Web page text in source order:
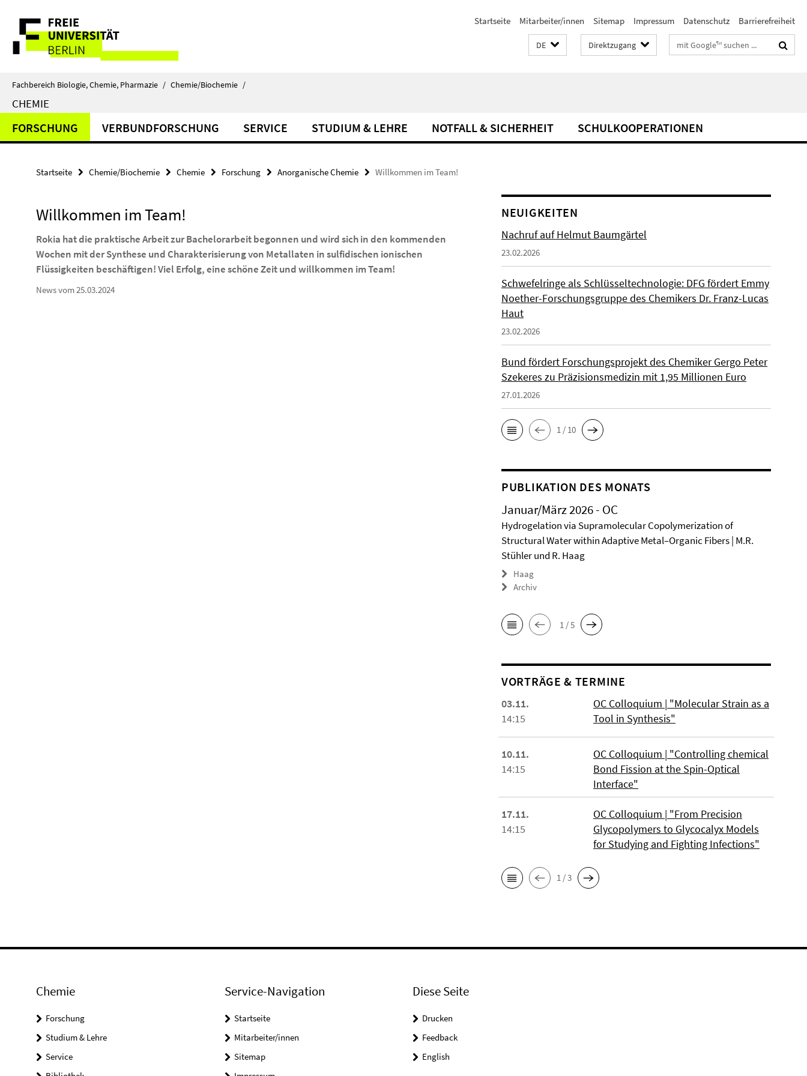
direkt
Inhalt
Service-
Navigation
Startseite Mitarbeiter/innen Sitemap Impressum Datenschutz Barrierefreiheit
DE Direktzugang Suchbegriffe
Fachbereich Biologie, Chemie, Pharmazie / Chemie/Biochemie /
CHEMIE
FORSCHUNG VERBUNDFORSCHUNG SERVICE STUDIUM & LEHRE NOTFALL & SICHERHEIT SCHULKOOPERATIONEN
Startseite Chemie/Biochemie Chemie Forschung Anorganische Chemie Willkommen im Team!
Willkommen im Team!
Rokia hat die praktische Arbeit zur Bachelorarbeit begonnen und wird sich in den kommenden
Wochen mit der Synthese und Charakterisierung von Metallaten in sulfidischen ionischen
Flüssigkeiten beschäftigen! Viel Erfolg, eine schöne Zeit und willkommen im Team!
News vom 25.03.2024
NEUIGKEITEN
Nachruf auf Helmut Baumgärtel
23.02.2026
Schwefelringe als Schlüsseltechnologie: DFG fördert Emmy
Noether-Forschungsgruppe des Chemikers Dr. Franz-Lucas
Haut
23.02.2026
Bund fördert Forschungsprojekt des Chemiker Gergo Peter
Szekeres zu Präzisionsmedizin mit 1,95 Millionen Euro
27.01.2026
1 / 10
PUBLIKATION DES MONATS
Januar/März 2026 - OC
Hydrogelation via Supramolecular Copolymerization of
Structural Water within Adaptive Metal–Organic Fibers | M.R.
Stühler und R. Haag
Haag
Archiv
1 / 5
VORTRÄGE & TERMINE
03.11.
14:15
OC Colloquium | "Molecular Strain as a
Tool in Synthesis"
10.11.
14:15
OC Colloquium | "Controlling chemical
Bond Fission at the Spin-Optical
Interface"
17.11.
14:15
OC Colloquium | "From Precision
Glycopolymers to Glycocalyx Models
for Studying and Fighting Infections"
1 / 3
Chemie
Forschung
Studium & Lehre
Service
Service-Navigation
Startseite
Mitarbeiter/innen
Sitemap
Diese Seite
Drucken
Feedback
English